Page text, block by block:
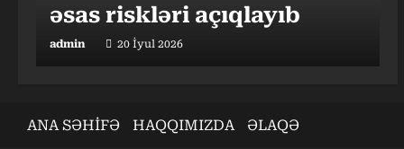
əsas riskləri açıqlayıb
admin 20 İyul 2026
konsertində təmsil olunub
admin 04 May 2026
ANA SƏHİFƏ HAQQIMIZDA ƏLAQƏ